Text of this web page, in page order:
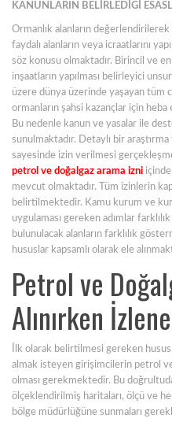
KANUNLARIN BELİRLEDİĞİ
Ormanlık alanların değerlendirilerek
faydalı alanların veya icraatlarını
söz konusu olmaktadır. Birincil ve
inşaatların yapılması belirleyici
üzere dünya üzerinde yaşayan tüm
ormanların şahsi kazançlar için
Bu nedenle kanun ve yasalar ile
sunulmaktadır. Detaylı bir
sayesinde izin verilmesi
petrol ve doğalgaz arama izni
mevcut olmaktadır. Tüm izinlerin
belirtilmektedir. Kamu kurum ve
uygulaması gereken adımlar
bulunulacak alanların farklılık
hususlar kapsamlı olarak ele
Petrol ve
Alınırken
İlk olarak belirtilmesi gereken
almak isteyen girişimcilerin petrol
olması gerekmektedir. Bu
ölçeklendirilmiş haritaları, ölçü ve
bölge müdürlüğüne sunmaları